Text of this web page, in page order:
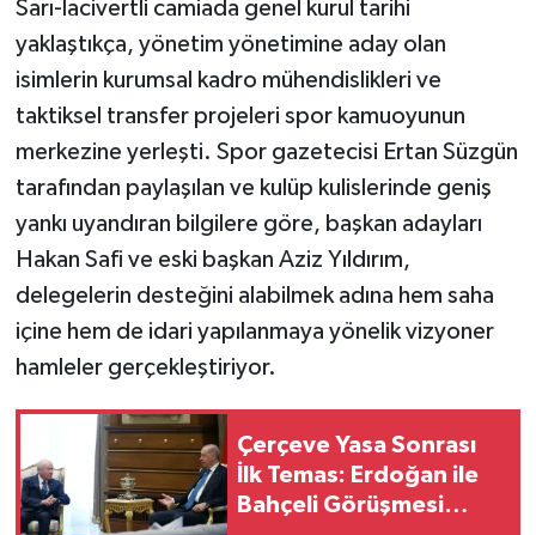
Sarı-lacivertli camiada genel kurul tarihi
yaklaştıkça, yönetim yönetimine aday olan
isimlerin kurumsal kadro mühendislikleri ve
taktiksel transfer projeleri spor kamuoyunun
merkezine yerleşti. Spor gazetecisi Ertan Süzgün
tarafından paylaşılan ve kulüp kulislerinde geniş
yankı uyandıran bilgilere göre, başkan adayları
Hakan Safi ve eski başkan Aziz Yıldırım,
delegelerin desteğini alabilmek adına hem saha
içine hem de idari yapılanmaya yönelik vizyoner
hamleler gerçekleştiriyor.
Çerçeve Yasa Sonrası
İlk Temas: Erdoğan ile
Bahçeli Görüşmesi